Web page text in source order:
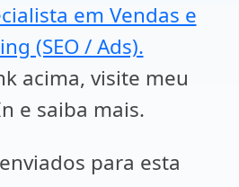
em Vendas e
(SEO / Ads).
acima, visite meu
e saiba mais.
para esta